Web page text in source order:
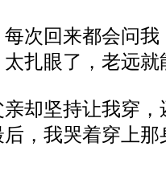
次回来都会问我
扎眼了，老远就
却坚持让我穿，
后 ， 我哭着穿上那